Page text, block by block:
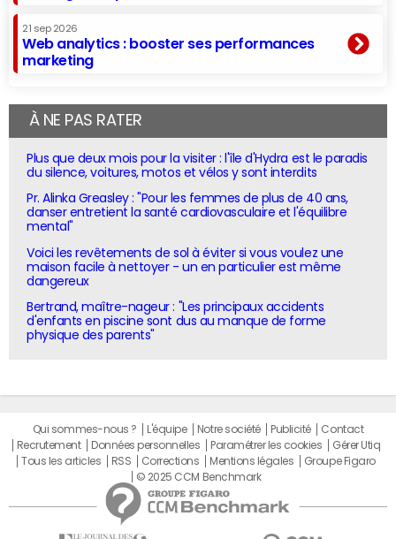
21 sep 2026
Web analytics : booster ses performances
marketing
À NE PAS RATER
Plus que deux mois pour la visiter : l'île d'Hydra est le paradis
du silence, voitures, motos et vélos y sont interdits
Pr. Alinka Greasley : "Pour les femmes de plus de 40 ans,
danser entretient la santé cardiovasculaire et l'équilibre
mental"
Voici les revêtements de sol à éviter si vous voulez une
maison facile à nettoyer - un en particulier est même
dangereux
Bertrand, maître-nageur : "Les principaux accidents
d'enfants en piscine sont dus au manque de forme
physique des parents"
Qui sommes-nous ? L'équipe Notre société Publicité
Contact
Recrutement
Données personnelles Paramétrer les cookies
Gérer Utiq
Tous les articles
RSS Corrections Mentions légales
Groupe Figaro
© 2025 CCM Benchmark